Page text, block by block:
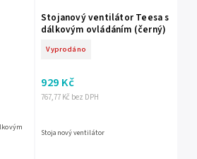
Stojanový ventilátor Teesa s
dálkovým ovládáním (černý)
Vyprodáno
767,77 Kč bez DPH
929 Kč
Stojanový ventilátor